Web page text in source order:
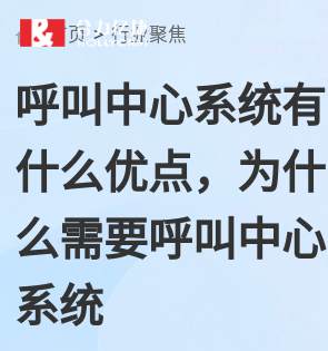
首页 > 行业聚焦
呼叫中心系统有
什么优点，为什
么需要呼叫中心
系统